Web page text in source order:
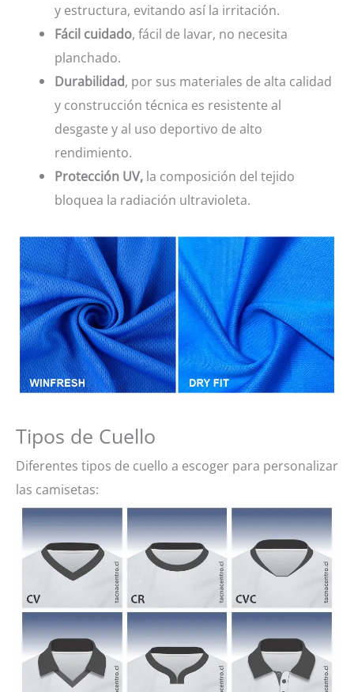
y estructura, evitando así la irritación.
Fácil cuidado, fácil de lavar, no necesita
planchado.
Durabilidad, por sus materiales de alta calidad
y construcción técnica es resistente al
desgaste y al uso deportivo de alto
rendimiento.
Protección UV, la composición del tejido
bloquea la radiación ultravioleta.
Tipos de Cuello
Diferentes tipos de cuello a escoger para personalizar
las camisetas: